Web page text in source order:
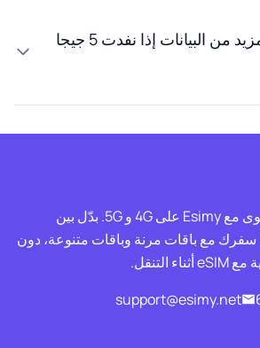
هل يمكنني شراء المزيد من البيانات إذا نفدت 5 جيجا
استمتع بالسرعة القصوى مع Esimy على 4G و 5G. بدّل بين
سفرك مع باقات مرنة وباقات متنوعة، دون
support@esimy.net